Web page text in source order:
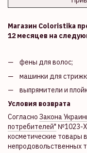
Магазин Coloristika
12 месяцев на
фены для волос;
машинки для
выпрямители и
Условия возврата
Согласно Закона
потребителей" №1023-
косметические товары
непродовольственных